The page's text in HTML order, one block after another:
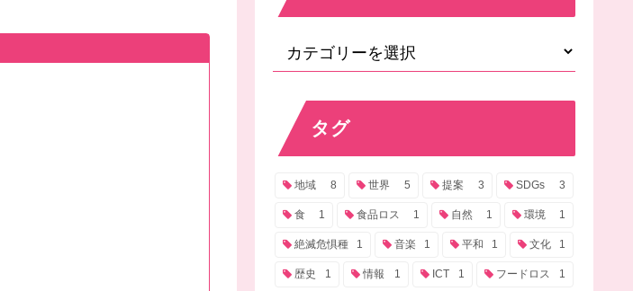
タグ
地域 8 世界 5 提案 3 SDGs 3
食 1 食品ロス 1 自然 1 環境 1
絶滅危惧種 1 音楽 1 平和 1 文化 1
歴史 1 情報 1 ICT 1 フードロス 1